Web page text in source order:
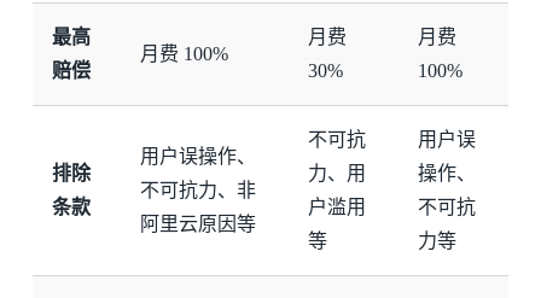
最高
赔偿
月费 100%
月费
30%
月费
100%
排除
条款
用户误操作、
不可抗力、非
阿里云原因等
不可抗
力、用
户滥用
等
用户误
操作、
不可抗
力等